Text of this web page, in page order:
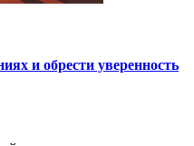
и обрести уверенность